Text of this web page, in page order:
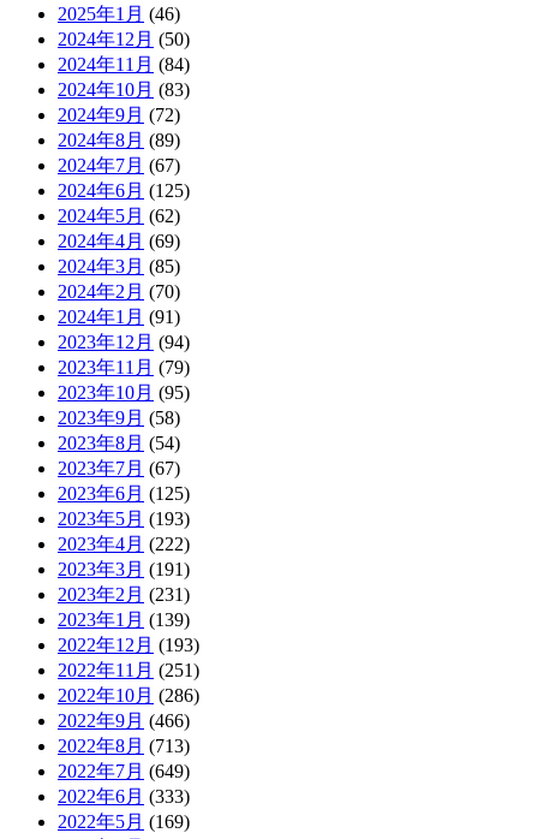
2025年1月 (46)
2024年12月 (50)
2024年11月 (84)
2024年10月 (83)
2024年9月 (72)
2024年8月 (89)
2024年7月 (67)
2024年6月 (125)
2024年5月 (62)
2024年4月 (69)
2024年3月 (85)
2024年2月 (70)
2024年1月 (91)
2023年12月 (94)
2023年11月 (79)
2023年10月 (95)
2023年9月 (58)
2023年8月 (54)
2023年7月 (67)
2023年6月 (125)
2023年5月 (193)
2023年4月 (222)
2023年3月 (191)
2023年2月 (231)
2023年1月 (139)
2022年12月 (193)
2022年11月 (251)
2022年10月 (286)
2022年9月 (466)
2022年8月 (713)
2022年7月 (649)
2022年6月 (333)
2022年5月 (169)